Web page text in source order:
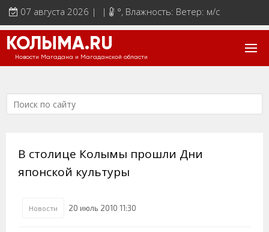
07 августа 2026 | | °, Влажность: Ветер: м/с
КОЛЫМА.RU
Новости Магадана и Магаданской области
В столице Колымы прошли Дни
японской культуры
Новости 20 июль 2010 11:30